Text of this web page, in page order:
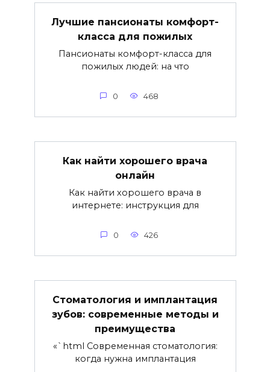
Лучшие пансионаты комфорт-
класса для пожилых
Пансионаты комфорт-класса для
пожилых людей: на что
0 468
Как найти хорошего врача
онлайн
Как найти хорошего врача в
интернете: инструкция для
0 426
Стоматология и имплантация
зубов: современные методы и
преимущества
«`html Современная стоматология:
когда нужна имплантация